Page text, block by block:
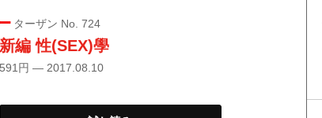
ターザン No. 724
新編 性(SEX)學
591円 — 2017.08.10